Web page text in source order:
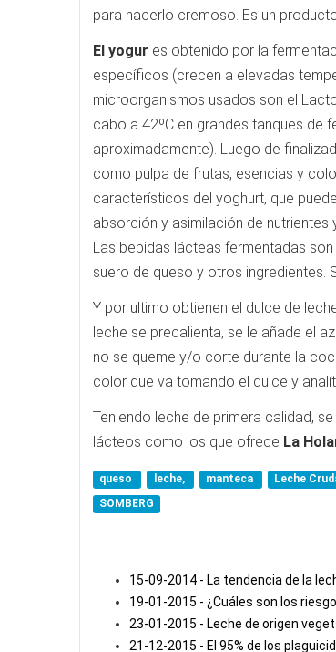
para hacerlo cremoso. Es un
El yogur es obtenido por la
específicos (crecen a elevadas
microorganismos usados son el
cabo a 42ºC en grandes tanques de
aproximadamente). Luego de
como pulpa de frutas, esencias y
característicos del yoghurt, que
absorción y asimilación de
Las bebidas lácteas fermentadas
suero de queso y otros ingredientes.
Y por ultimo obtienen el dulce de
leche se precalienta, se le añade el
no se queme y/o corte durante la
color que va tomando el dulce y
Teniendo leche de primera calidad,
lácteos como los que ofrece La
queso leche, manteca Leche
SOMBERG
15-09-2014 - La tendencia de la
19-01-2015 - ¿Cuáles son los
23-01-2015 - Leche de origen
21-12-2015 - El 95% de los